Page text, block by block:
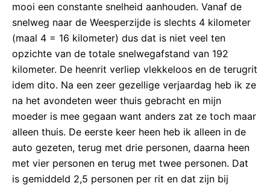
mooi een constante snelheid aanhouden. Vanaf de
snelweg naar de Weesperzijde is slechts 4 kilometer
(maal 4 = 16 kilometer) dus dat is niet veel ten
opzichte van de totale snelwegafstand van 192
kilometer. De heenrit verliep vlekkeloos en de terugrit
idem dito. Na een zeer gezellige verjaardag heb ik ze
na het avondeten weer thuis gebracht en mijn
moeder is mee gegaan want anders zat ze toch maar
alleen thuis. De eerste keer heen heb ik alleen in de
auto gezeten, terug met drie personen, daarna heen
met vier personen en terug met twee personen. Dat
is gemiddeld 2,5 personen per rit en dat zijn bij